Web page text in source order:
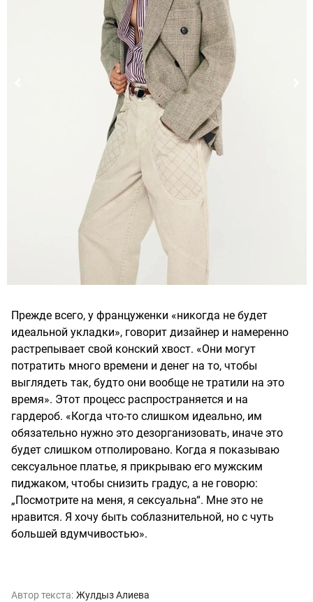
Прежде всего, у француженки «никогда не будет
идеальной укладки», говорит дизайнер и намеренно
растрепывает свой конский хвост. «Они могут
потратить много времени и денег на то, чтобы
выглядеть так, будто они вообще не тратили на это
время». Этот процесс распространяется и на
гардероб. «Когда что-то слишком идеально, им
обязательно нужно это дезорганизовать, иначе это
будет слишком отполировано. Когда я показываю
сексуальное платье, я прикрываю его мужским
пиджаком, чтобы снизить градус, а не говорю:
„Посмотрите на меня, я сексуальна“. Мне это не
нравится. Я хочу быть соблазнительной, но с чуть
большей вдумчивостью».
Автор текста: Жулдыз Алиева